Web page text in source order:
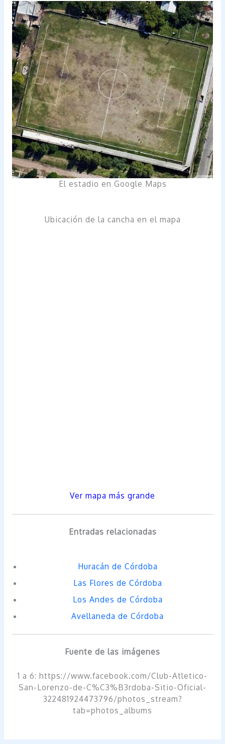
El estadio en Google Maps
Ubicación de la cancha en el mapa
Ver mapa más grande
Entradas relacionadas
Huracán de Córdoba
Las Flores de Córdoba
Los Andes de Córdoba
Avellaneda de Córdoba
Fuente de las imágenes
1 a 6: https://www.facebook.com/Club-Atletico-
San-Lorenzo-de-C%C3%B3rdoba-Sitio-Oficial-
322481924473796/photos_stream?
tab=photos_albums